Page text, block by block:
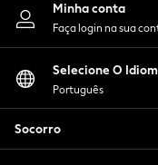
12-14 Years
All Boy's New
Boys' New In
Trending:
Toy Story
Minha conta
Faça login na sua
Selecione O
Português
Socorro